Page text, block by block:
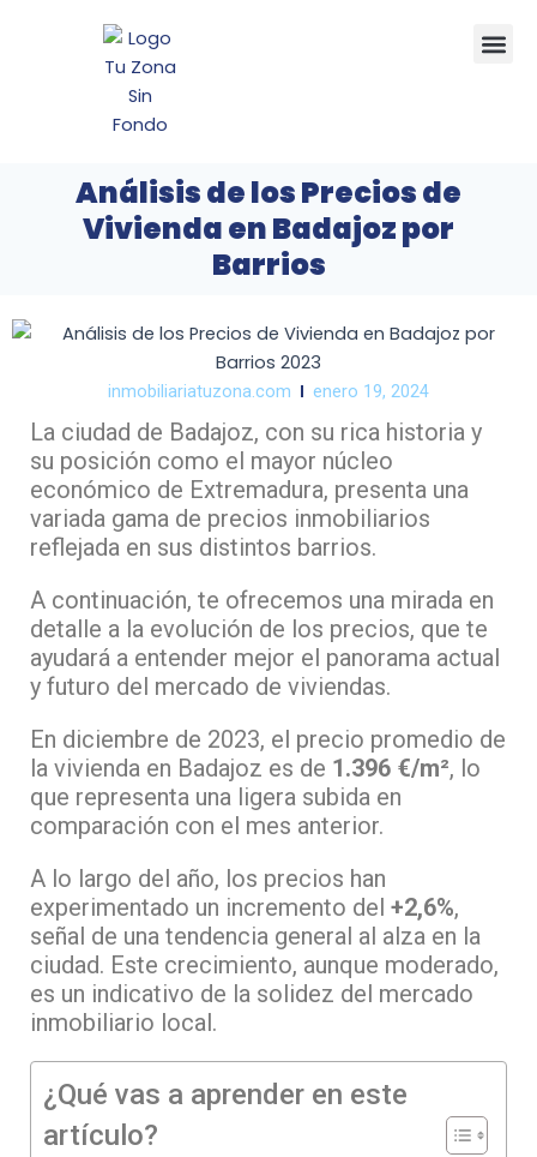
Análisis de los Precios de
Vivienda en Badajoz por
Barrios
inmobiliariatuzona.com enero 19, 2024
La ciudad de Badajoz, con su rica historia y
su posición como el mayor núcleo
económico de Extremadura, presenta una
variada gama de precios inmobiliarios
reflejada en sus distintos barrios.
A continuación, te ofrecemos una mirada en
detalle a la evolución de los precios, que te
ayudará a entender mejor el panorama actual
y futuro del mercado de viviendas.
En diciembre de 2023, el precio promedio de
la vivienda en Badajoz es de 1.396 €/m², lo
que representa una ligera subida en
comparación con el mes anterior.
A lo largo del año, los precios han
experimentado un incremento del +2,6%,
señal de una tendencia general al alza en la
ciudad. Este crecimiento, aunque moderado,
es un indicativo de la solidez del mercado
inmobiliario local.
¿Qué vas a aprender en este
artículo?